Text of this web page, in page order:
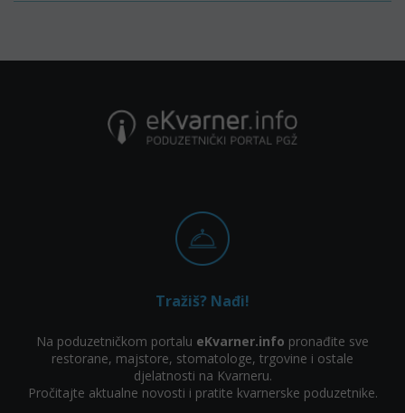
Tražiš? Nađi!
Na poduzetničkom portalu eKvarner.info pronađite sve
restorane, majstore, stomatologe, trgovine i ostale
djelatnosti na Kvarneru.
Pročitajte aktualne novosti i pratite kvarnerske poduzetnike.